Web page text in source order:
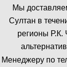
Мы
Cултан в
регионы Р.К.
Менеджеру по